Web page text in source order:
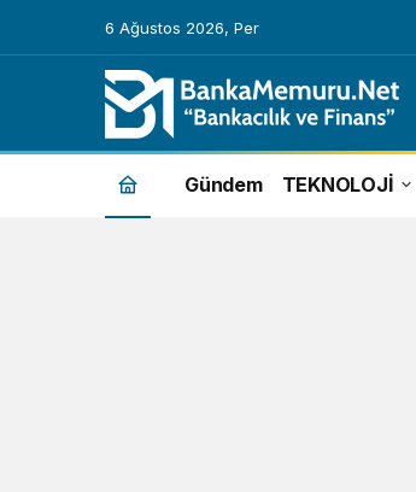
6 Ağustos 2026, Per
Cumhurbaşkanı
Erdoğan
Gündem TEKNOLOJİ